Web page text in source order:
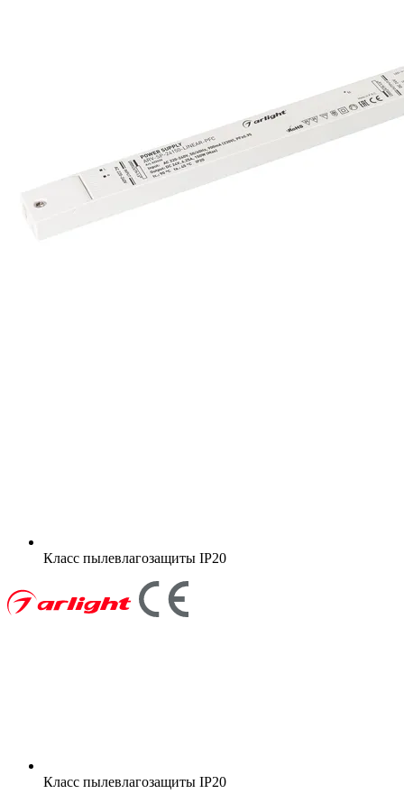
Класс пылевлагозащиты IP20
Класс пылевлагозащиты IP20